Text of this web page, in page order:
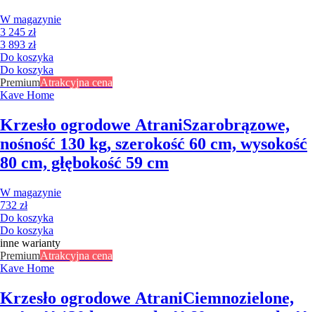
W magazynie
3 245 zł
3 893 zł
Do koszyka
Do koszyka
PremiumAtrakcyjna cena
Kave Home
Krzesło ogrodowe AtraniSzarobrązowe,
nośność 130 kg, szerokość 60 cm, wysokość
80 cm, głębokość 59 cm
W magazynie
732 zł
Do koszyka
Do koszyka
inne warianty
PremiumAtrakcyjna cena
Kave Home
Krzesło ogrodowe AtraniCiemnozielone,